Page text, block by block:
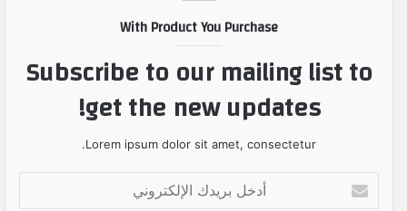
With Product You Purchase
Subscribe to our mailing list to
get the new updates!
Lorem ipsum dolor sit amet, consectetur.